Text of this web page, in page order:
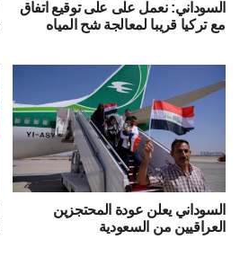
السوداني: نعمل على على توقيع اتفاق
مع تركيا قريبا لمعالجة شح المياه
السوداني يعلن عودة المحتجزين
العراقيين من السعودية